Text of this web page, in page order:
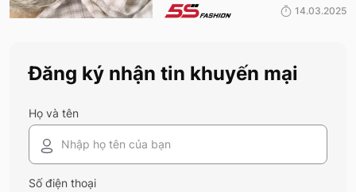
trên thị trường cũng như ưu nhược điểm
14.03.2025
Đăng ký nhận tin khuyến mại
Họ và tên
Số điện thoại